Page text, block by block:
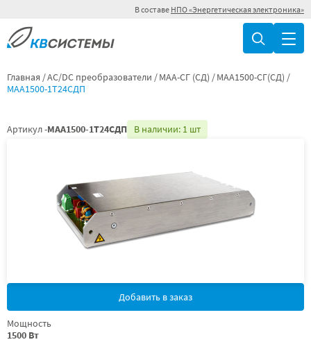
В составе НПО «Энергетическая электроника»
Главная AC/DC преобразователи МАА-СГ (СД)
МАА1500-СГ(СД)
МАА1500-1Т24СДП
Артикул -МАА1500-1Т24СДП В наличии: 1 шт
Добавить в заказ
Мощность
1500 Вт